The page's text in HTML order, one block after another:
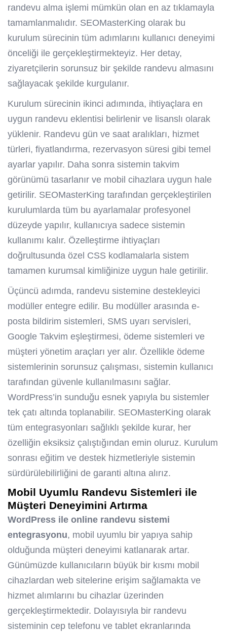
randevu alma işlemi mümkün olan en az tıklamayla
tamamlanmalıdır. SEOMasterKing olarak bu
kurulum sürecinin tüm adımlarını kullanıcı deneyimi
önceliği ile gerçekleştirmekteyiz. Her detay,
ziyaretçilerin sorunsuz bir şekilde randevu almasını
sağlayacak şekilde kurgulanır.
Kurulum sürecinin ikinci adımında, ihtiyaçlara en
uygun randevu eklentisi belirlenir ve lisanslı olarak
yüklenir. Randevu gün ve saat aralıkları, hizmet
türleri, fiyatlandırma, rezervasyon süresi gibi temel
ayarlar yapılır. Daha sonra sistemin takvim
görünümü tasarlanır ve mobil cihazlara uygun hale
getirilir. SEOMasterKing tarafından gerçekleştirilen
kurulumlarda tüm bu ayarlamalar profesyonel
düzeyde yapılır, kullanıcıya sadece sistemin
kullanımı kalır. Özelleştirme ihtiyaçları
doğrultusunda özel CSS kodlamalarla sistem
tamamen kurumsal kimliğinize uygun hale getirilir.
Üçüncü adımda, randevu sistemine destekleyici
modüller entegre edilir. Bu modüller arasında e-
posta bildirim sistemleri, SMS uyarı servisleri,
Google Takvim eşleştirmesi, ödeme sistemleri ve
müşteri yönetim araçları yer alır. Özellikle ödeme
sistemlerinin sorunsuz çalışması, sistemin kullanıcı
tarafından güvenle kullanılmasını sağlar.
WordPress’in sunduğu esnek yapıyla bu sistemler
tek çatı altında toplanabilir. SEOMasterKing olarak
tüm entegrasyonları sağlıklı şekilde kurar, her
özelliğin eksiksiz çalıştığından emin oluruz. Kurulum
sonrası eğitim ve destek hizmetleriyle sistemin
sürdürülebilirliğini de garanti altına alırız.
Mobil Uyumlu Randevu Sistemleri ile
Müşteri Deneyimini Artırma
WordPress ile online randevu sistemi
entegrasyonu, mobil uyumlu bir yapıya sahip
olduğunda müşteri deneyimi katlanarak artar.
Günümüzde kullanıcıların büyük bir kısmı mobil
cihazlardan web sitelerine erişim sağlamakta ve
hizmet alımlarını bu cihazlar üzerinden
gerçekleştirmektedir. Dolayısıyla bir randevu
sisteminin cep telefonu ve tablet ekranlarında